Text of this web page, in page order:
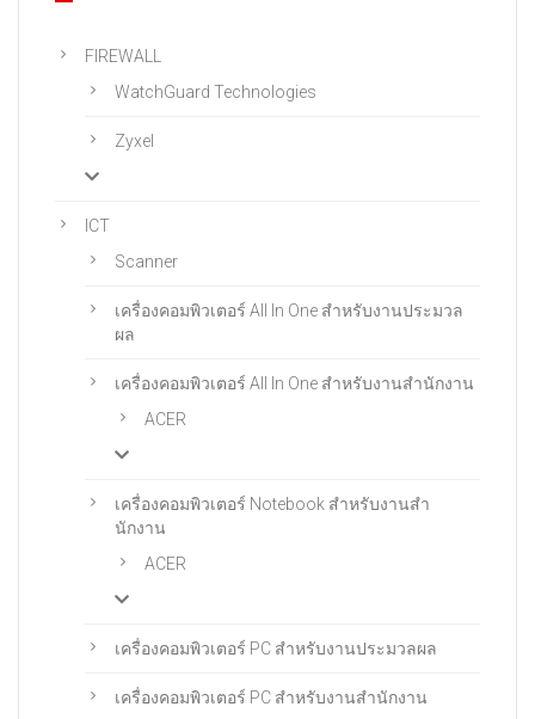
FIREWALL
WatchGuard Technologies
Zyxel
ICT
Scanner
เครื่องคอมพิวเตอร์ All In One สําหรับงานประมวล
ผล
เครื่องคอมพิวเตอร์ All In One สําหรับงานสํานักงาน
ACER
เครื่องคอมพิวเตอร์ Notebook สําหรับงานสํา
นักงาน
ACER
เครื่องคอมพิวเตอร์ PC สำหรับงานประมวลผล
เครื่องคอมพิวเตอร์ PC สําหรับงานสํานักงาน